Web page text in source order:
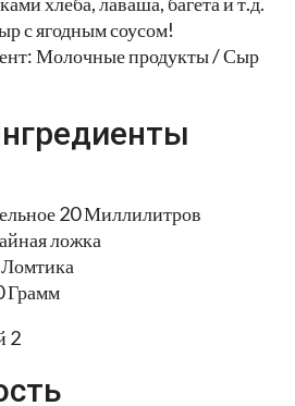
с ягодным соусом!
Молочные продукты / Сыр
20 Миллилитров
ложка
Грамм
2